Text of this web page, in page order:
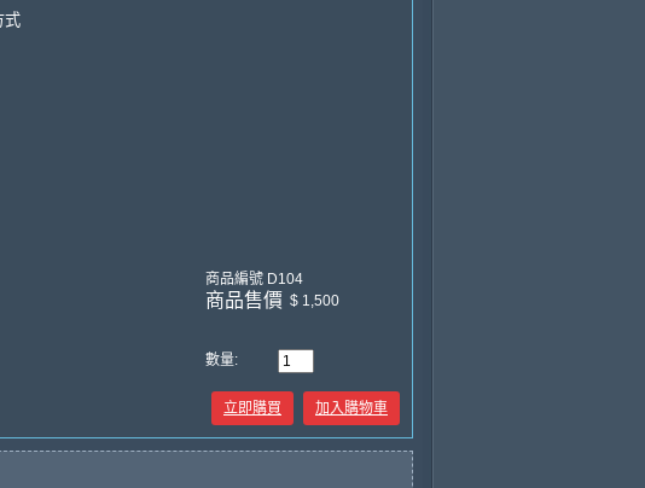
式
商品編號 D104
商品售價 $ 1,500
數量:
立即購買 加入購物車